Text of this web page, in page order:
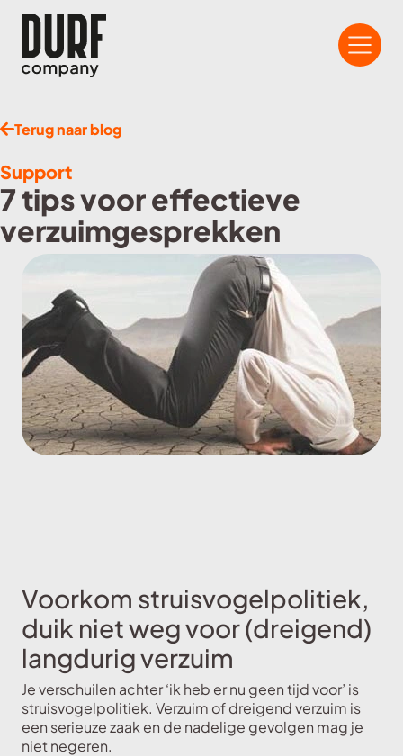
Terug naar blog
Support
7 tips voor effectieve
verzuimgesprekken
Voorkom struisvogelpolitiek,
duik niet weg voor (dreigend)
langdurig verzuim
Je verschuilen achter ‘ik heb er nu geen tijd voor’ is
struisvogelpolitiek. Verzuim of dreigend verzuim is
een serieuze zaak en de nadelige gevolgen mag je
niet negeren.